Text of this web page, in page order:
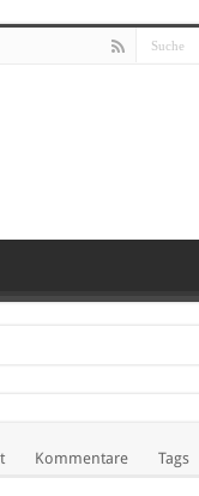
Kommentare Tags